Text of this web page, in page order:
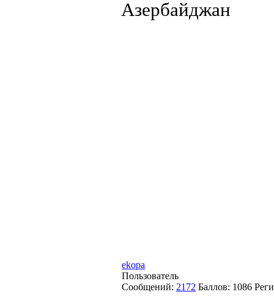
Азербайджан
ekopa
Пользователь
Сообщений: 2172 Баллов: 1086